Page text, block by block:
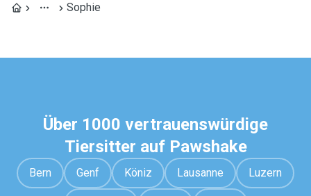
Sophie
Über 1000 vertrauenswürdige
Tiersitter auf Pawshake
Bern Genf Köniz Lausanne Luzern